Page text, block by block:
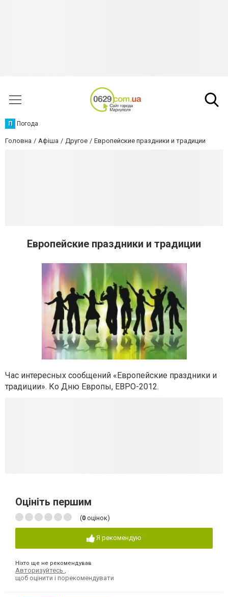
П Погода
Головна Афіша Другое Европейские праздники и традиции
Европейские праздники и традиции
Час интересных сообщений «Европейские праздники и
традиции». Ко Дню Европы, ЕВРО-2012.
Оцініть першим
(0 оцінок)
Я рекомендую
Ніхто ще не рекомендував
Авторизуйтесь
щоб оцінити і порекомендувати